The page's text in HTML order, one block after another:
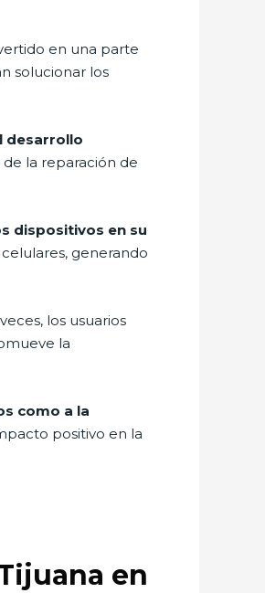
en una parte
solucionar los
desarrollo
la reparación de
dispositivos en su
generando
los usuarios
la
como a la
positivo en la
en